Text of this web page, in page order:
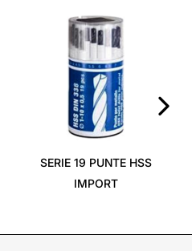
SERIE 19 PUNTE HSS
IMPORT